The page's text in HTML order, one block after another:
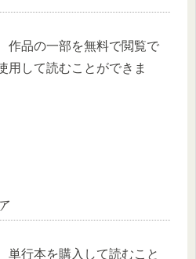
作品の一部を無料で閲覧で
用して読むことができま
単行本を購入して読むこと